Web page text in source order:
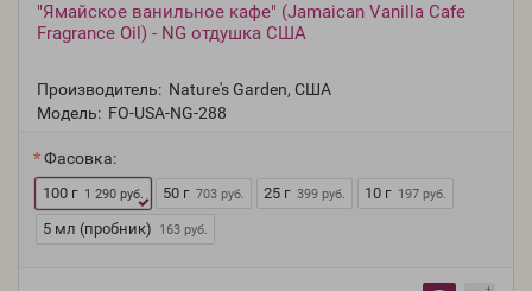
"Ямайское ванильное кафе" (Jamaican Vanilla Cafe
Fragrance Oil) - NG отдушка США
Производитель: Nature's Garden, США
Модель: FO-USA-NG-288
Фасовка:
100 г 1 290 руб. 50 г 703 руб. 25 г 399 руб. 10 г 197 руб.
5 мл (пробник) 163 руб.